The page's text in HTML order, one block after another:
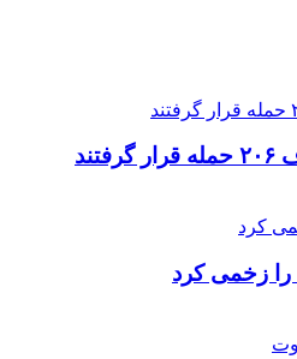
را زخمی کرد